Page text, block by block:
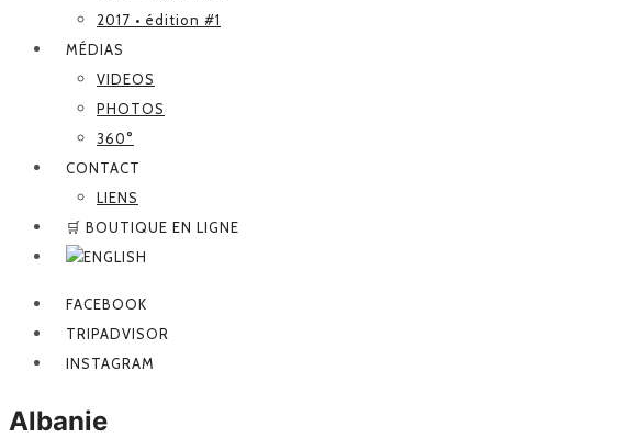
2017 • édition #1
MÉDIAS
VIDEOS
PHOTOS
360°
CONTACT
LIENS
🛒 BOUTIQUE EN LIGNE
FACEBOOK
TRIPADVISOR
INSTAGRAM
Albanie